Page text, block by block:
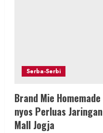
Serba-Serbi
Brand Mie
nyos Perluas
Mall Jogja